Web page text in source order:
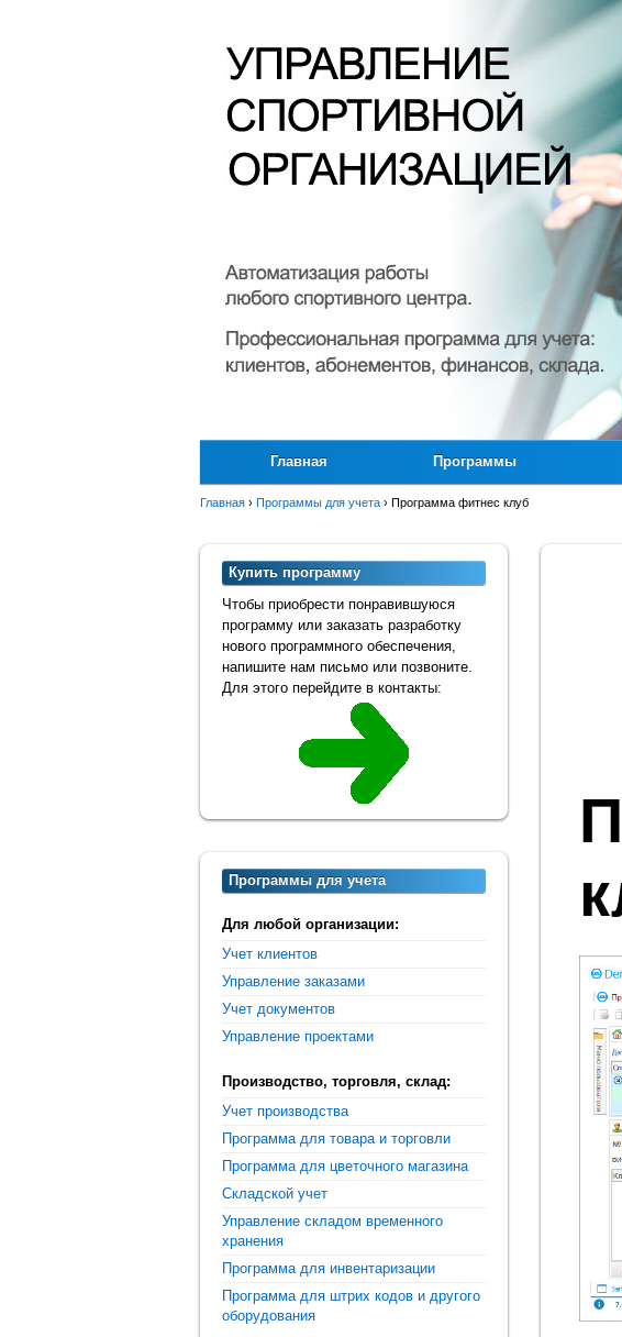
Главная Программы
Главная › Программы для учета › Программа фитнес клуб
Купить программу
Чтобы приобрести понравившуюся
программу или заказать разработку
нового программного обеспечения,
напишите нам письмо или позвоните.
Для этого перейдите в контакты:
Программы для учета
Для любой организации:
Учет клиентов
Управление заказами
Учет документов
Управление проектами
Производство, торговля, склад:
Учет производства
Программа для товара и торговли
Программа для цветочного магазина
Складской учет
Управление складом временного
хранения
Программа для инвентаризации
Программа для штрих кодов и другого
оборудования